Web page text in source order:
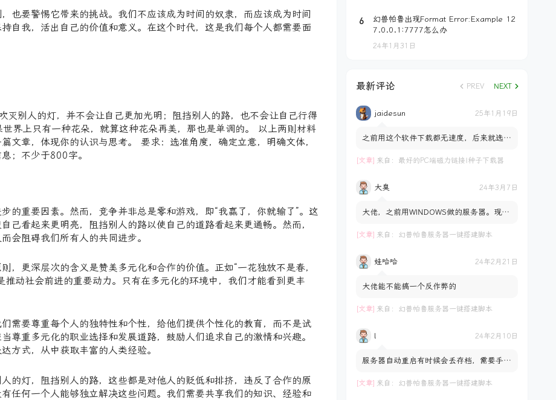
也要警惕它带来的挑战。我们不应该成为时间的奴隶，而应该成为时间
自我，活出自己的价值和意义。在这个时代，这是我们每个人都需要面
别人的灯，并不会让自己更加光明；阻挡别人的路，也不会让自己行得
界上只有一种花朵，就算这种花朵再美，那也是单调的。 以上两则材料
文章，体现你的认识与思考。 要求：选准角度，确定立意，明确文体，
；不少于800字。
的重要因素。然而，竞争并非总是零和游戏，即“我赢了，你就输了”。这
己看起来更明亮，阻挡别人的路以使自己的道路看起来更通畅。然而，
会阻碍我们所有人的共同进步。
，更深层次的含义是赞美多元化和合作的价值。正如“一花独放不是春，
动社会前进的重要动力。只有在多元化的环境中，我们才能看到更丰
需要尊重每个人的独特性和个性，给他们提供个性化的教育，而不是试
尊重多元化的职业选择和发展道路，鼓励人们追求自己的激情和兴趣。
方式，从中获取丰富的人类经验。
的灯，阻挡别人的路，这些都是对他人的贬低和排挤，违反了合作的原
任何一个人能够独立解决这些问题。我们需要共享我们的知识、经验和
6
幻兽帕鲁出现Format Error:Example 12
7.0.0.1:7777怎么办
24年1月31日
最新评论 PREV NEXT
jaidesun 25年1月19日
之前用这个软件下载都无速度，后来就选择
[文章] 来自： 最好的PC端磁力链接|种子下载器
大臭 24年3月7日
大佬，之前用WINDOWS做的服务器。现在
不行。是不通用吗？ docke...
[文章] 来自： 幻兽帕鲁服务器一键搭建脚本
娃哈哈 24年2月21日
大佬能不能搞一个反作弊的
[文章] 来自： 幻兽帕鲁服务器一键搭建脚本
l 24年2月10日
服务器自动重启有时候会丢存档，需要手动
服务器自动重启后随机...
[文章] 来自： 幻兽帕鲁服务器一键搭建脚本